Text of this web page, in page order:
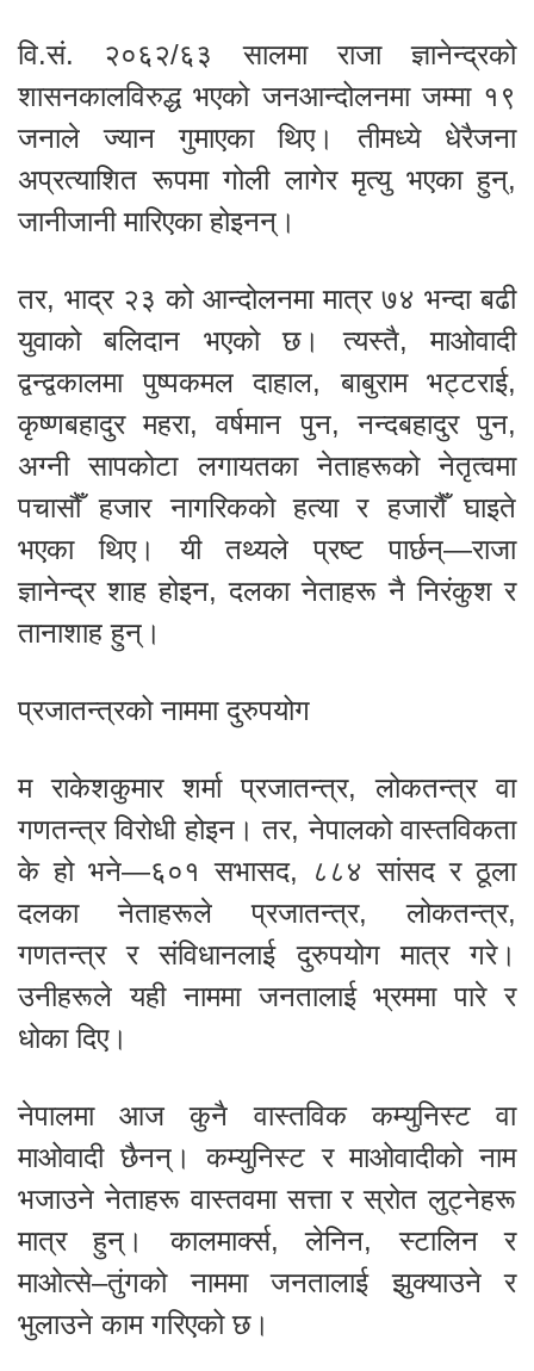
वि.सं. २०६२/६३ सालमा राजा ज्ञानेन्द्रको
शासनकालविरुद्ध भएको जनआन्दोलनमा जम्मा १९
जनाले ज्यान गुमाएका थिए। तीमध्ये धेरैजना
अप्रत्याशित रूपमा गोली लागेर मृत्यु भएका हुन्,
जानीजानी मारिएका होइनन्।
तर, भाद्र २३ को आन्दोलनमा मात्र ७४ भन्दा बढी
युवाको बलिदान भएको छ। त्यस्तै, माओवादी
द्वन्द्वकालमा पुष्पकमल दाहाल, बाबुराम भट्टराई,
कृष्णबहादुर महरा, वर्षमान पुन, नन्दबहादुर पुन,
अग्नी सापकोटा लगायतका नेताहरूको नेतृत्वमा
पचासौँ हजार नागरिकको हत्या र हजारौँ घाइते
भएका थिए। यी तथ्यले प्रष्ट पार्छन्—राजा
ज्ञानेन्द्र शाह होइन, दलका नेताहरू नै निरंकुश र
तानाशाह हुन्।
प्रजातन्त्रको नाममा दुरुपयोग
म राकेशकुमार शर्मा प्रजातन्त्र, लोकतन्त्र वा
गणतन्त्र विरोधी होइन। तर, नेपालको वास्तविकता
के हो भने—६०१ सभासद, ८८४ सांसद र ठूला
दलका नेताहरूले प्रजातन्त्र, लोकतन्त्र,
गणतन्त्र र संविधानलाई दुरुपयोग मात्र गरे।
उनीहरूले यही नाममा जनतालाई भ्रममा पारे र
धोका दिए।
नेपालमा आज कुनै वास्तविक कम्युनिस्ट वा
माओवादी छैनन्। कम्युनिस्ट र माओवादीको नाम
भजाउने नेताहरू वास्तवमा सत्ता र स्रोत लुट्नेहरू
मात्र हुन्। कालमार्क्स, लेनिन, स्टालिन र
माओत्से–तुंगको नाममा जनतालाई झुक्याउने र
भुलाउने काम गरिएको छ।